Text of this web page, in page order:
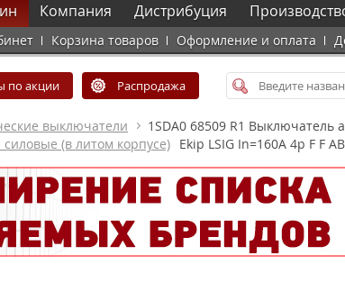
Корзина товаров Оформление и оплата
Компания Дистрибуция
по акции Распродажа
выключатели
(в литом корпусе)
1SDA0 68509 R1 Выключатель
Ekip LSIG In=160A 4p F F